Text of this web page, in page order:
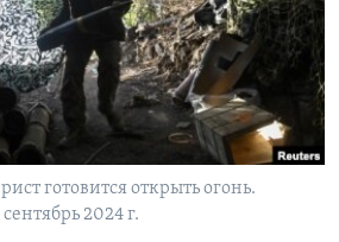
готовится открыть огонь.
2024 г.